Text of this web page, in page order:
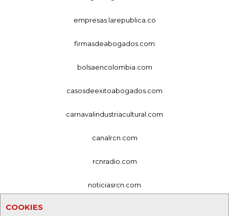
COOKIES
empresas.larepublica.co
firmasdeabogados.com
bolsaencolombia.com
casosdeexitoabogados.com
carnavalindustriacultural.com
canalrcn.com
rcnradio.com
noticiasrcn.com